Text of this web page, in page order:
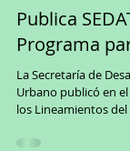
Publica
Programa
La Secretaría de
Urbano publicó en
los Lineamientos